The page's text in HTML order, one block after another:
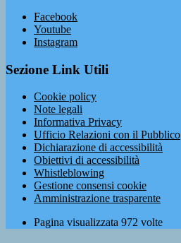
Facebook
Youtube
Instagram
Sezione Link Utili
Cookie policy
Note legali
Informativa Privacy
Ufficio Relazioni con il Pubblico
Dichiarazione di accessibilità
Obiettivi di accessibilità
Whistleblowing
Gestione consensi cookie
Amministrazione trasparente
Pagina visualizzata 972 volte